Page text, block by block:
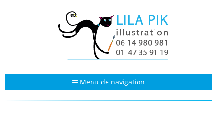
Menu de navigation